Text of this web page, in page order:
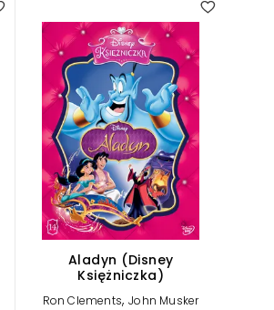
Aladyn (Disney
Księżniczka)
Ron Clements,John Musker